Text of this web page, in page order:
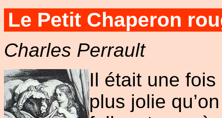
Le Petit Chaperon
Charles Perrault
Il était une
plus jolie